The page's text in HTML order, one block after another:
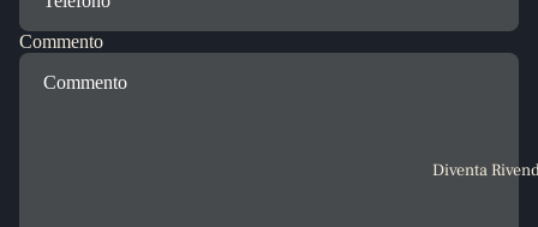
Diventa
Commento